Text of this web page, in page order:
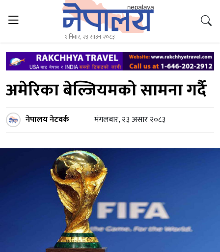
शनिबार, २३ साउन २०८३
अमेरिका बेल्जियमको सामना गर्दै
नेपालय नेटवर्क मंगलबार, २३ असार २०८३